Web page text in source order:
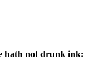
not drunk